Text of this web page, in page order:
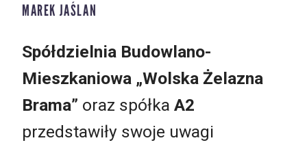
MAREK JAŚLAN
Spółdzielnia Budowlano-
Mieszkaniowa „Wolska Żelazna
Brama” oraz spółka A2
przedstawiły swoje uwagi